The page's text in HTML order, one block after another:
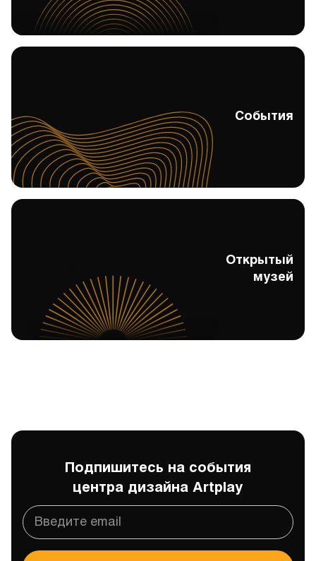
События События
Открытый
музей
Подпишитесь на события
центра дизайна Artplay